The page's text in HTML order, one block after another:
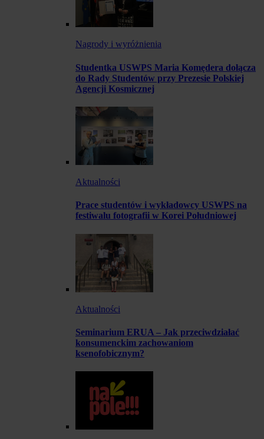
Nagrody i wyróżnienia
Studentka USWPS Maria Komędera dołącza
do Rady Studentów przy Prezesie Polskiej
Agencji Kosmicznej
Aktualności
Prace studentów i wykładowcy USWPS na
festiwalu fotografii w Korei Południowej
Aktualności
Seminarium ERUA – Jak przeciwdziałać
konsumenckim zachowaniom
ksenofobicznym?